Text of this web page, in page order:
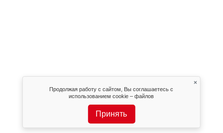
Продолжая работу с сайтом, Вы соглашаетесь с
использованием cookie – файлов
Принять
×